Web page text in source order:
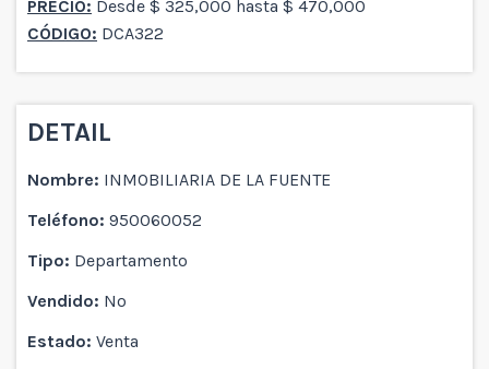
PRECIO: Desde $ 325,000 hasta $ 470,000
CÓDIGO: DCA322
DETAIL
Nombre: INMOBILIARIA DE LA FUENTE
Teléfono: 950060052
Tipo: Departamento
Vendido: No
Estado: Venta